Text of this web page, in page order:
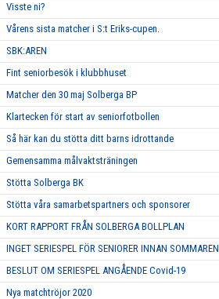
Visste ni?
Vårens sista matcher i S:t Eriks-cupen.
SBK:AREN
Fint seniorbesök i klubbhuset
Matcher den 30 maj Solberga BP
Klartecken för start av seniorfotbollen
Så här kan du stötta ditt barns idrottande
Gemensamma målvaktsträningen
Stötta Solberga BK
Stötta våra samarbetspartners och sponsorer
KORT RAPPORT FRÅN SOLBERGA BOLLPLAN
INGET SERIESPEL FÖR SENIORER INNAN SOMMAREN
BESLUT OM SERIESPEL ANGÅENDE Covid-19
Nya matchtröjor 2020